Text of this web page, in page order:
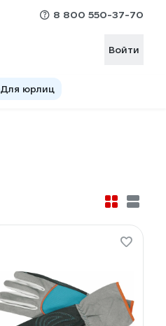
8 800 550-37-70
Войти
Для юрлиц